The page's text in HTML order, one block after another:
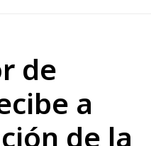
de
a
de la